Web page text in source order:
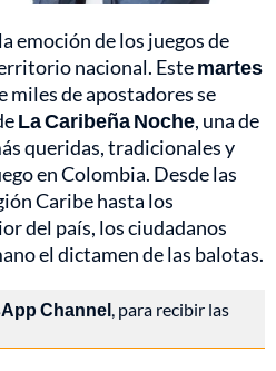
emoción de los juegos de
nacional. Estemartes
miles de apostadores se
La Caribeña Noche, una de
queridas, tradicionales y
en Colombia. Desde las
Caribe hasta los
del país, los ciudadanos
el dictamen de las balotas.
Channel, para recibir las